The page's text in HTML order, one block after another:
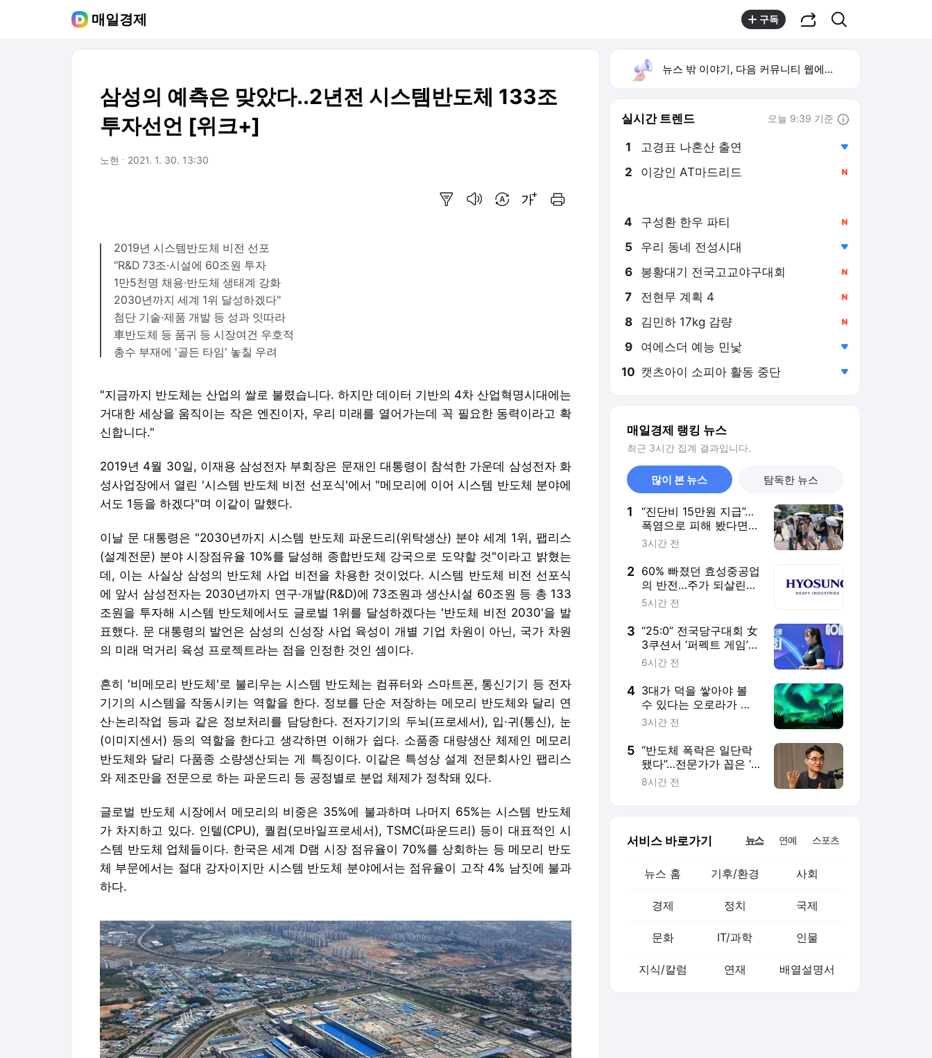
매일경제 구독
삼성의 예측은 맞았다..2년전 시스템반도체 133조
투자선언 [위크+]
노현 2021. 1. 30. 13:30
2019년 시스템반도체 비전 선포
"R&D 73조·시설에 60조원 투자
1만5천명 채용·반도체 생태계 강화
2030년까지 세계 1위 달성하겠다"
첨단 기술·제품 개발 등 성과 잇따라
車반도체 등 품귀 등 시장여건 우호적
총수 부재에 '골든 타임' 놓칠 우려
"지금까지 반도체는 산업의 쌀로 불렸습니다. 하지만 데이터 기반의 4차 산업혁명시대에는
거대한 세상을 움직이는 작은 엔진이자, 우리 미래를 열어가는데 꼭 필요한 동력이라고 확
신합니다."
2019년 4월 30일, 이재용 삼성전자 부회장은 문재인 대통령이 참석한 가운데 삼성전자 화
성사업장에서 열린 '시스템 반도체 비전 선포식'에서 "메모리에 이어 시스템 반도체 분야에
서도 1등을 하겠다"며 이같이 말했다.
이날 문 대통령은 "2030년까지 시스템 반도체 파운드리(위탁생산) 분야 세계 1위, 팹리스
(설계전문) 분야 시장점유율 10%를 달성해 종합반도체 강국으로 도약할 것"이라고 밝혔는
데, 이는 사실상 삼성의 반도체 사업 비전을 차용한 것이었다. 시스템 반도체 비전 선포식
에 앞서 삼성전자는 2030년까지 연구·개발(R&D)에 73조원과 생산시설 60조원 등 총 133
조원을 투자해 시스템 반도체에서도 글로벌 1위를 달성하겠다는 '반도체 비전 2030'을 발
표했다. 문 대통령의 발언은 삼성의 신성장 사업 육성이 개별 기업 차원이 아닌, 국가 차원
의 미래 먹거리 육성 프로젝트라는 점을 인정한 것인 셈이다.
흔히 '비메모리 반도체'로 불리우는 시스템 반도체는 컴퓨터와 스마트폰, 통신기기 등 전자
기기의 시스템을 작동시키는 역할을 한다. 정보를 단순 저장하는 메모리 반도체와 달리 연
산·논리작업 등과 같은 정보처리를 담당한다. 전자기기의 두뇌(프로세서), 입·귀(통신), 눈
(이미지센서) 등의 역할을 한다고 생각하면 이해가 쉽다. 소품종 대량생산 체제인 메모리
반도체와 달리 다품종 소량생산되는 게 특징이다. 이같은 특성상 설계 전문회사인 팹리스
와 제조만을 전문으로 하는 파운드리 등 공정별로 분업 체제가 정착돼 있다.
글로벌 반도체 시장에서 메모리의 비중은 35%에 불과하며 나머지 65%는 시스템 반도체
가 차지하고 있다. 인텔(CPU), 퀄컴(모바일프로세서), TSMC(파운드리) 등이 대표적인 시
스템 반도체 업체들이다. 한국은 세계 D램 시장 점유율이 70%를 상회하는 등 메모리 반도
체 부문에서는 절대 강자이지만 시스템 반도체 분야에서는 점유율이 고작 4% 남짓에 불과
하다.
뉴스 밖 이야기, 다음 커뮤니티 웹에서 보기
실시간 트렌드 오늘 9:39 기준
1 고경표 나혼산 출연
2 이강인 AT마드리드
4 구성환 한우 파티
5 우리 동네 전성시대
6 봉황대기 전국고교야구대회
7 전현무 계획 4
8 김민하 17kg 감량
9 여에스더 예능 민낯
10 캣츠아이 소피아 활동 중단
매일경제 랭킹 뉴스
최근 3시간 집계 결과입니다.
많이 본 뉴스 탐독한 뉴스
1
“진단비 15만원 지급”…
폭염으로 피해 봤다면
보험이 보장한다는데
3시간 전
2 60% 빠졌던 효성중공업
의 반전…주가 되살린
‘12조 수주’의 힘 [이주
5시간 전
3 “25:0” 전국당구대회 女
3쿠션서 ‘퍼펙트 게임’
나왔다…국내1위 박세
6시간 전
4 3대가 덕을 쌓아야 볼
수 있다는 오로라가 연
중 240일 넘게 뜬다는
3시간 전
5 “반도체 폭락은 일단락
됐다”…전문가가 꼽은 ‘8
월 반등’ 시그널
8시간 전
서비스 바로가기 뉴스 연예 스포츠
뉴스 홈 기후/환경 사회
경제 정치 국제
문화 IT/과학 인물
지식/칼럼 연재 배열설명서